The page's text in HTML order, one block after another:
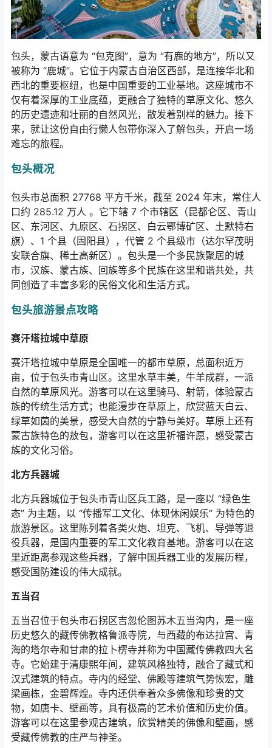
包头，蒙古语意为 “包克图”，意为 “有鹿的地方”，所以又
被称为 “鹿城”。它位于内蒙古自治区西部，是连接华北和
西北的重要枢纽，也是中国重要的工业基地。这座城市不
仅有着深厚的工业底蕴，更融合了独特的草原文化、悠久
的历史遗迹和壮丽的自然风光，散发着别样的魅力。接下
来，就让这份自由行懒人包带你深入了解包头，开启一场
难忘的旅程。
包头概况
包头市总面积 27768 平方千米，截至 2024 年末，常住人
口约 285.12 万人 。它下辖 7 个市辖区（昆都仑区、青山
区、东河区、九原区、石拐区、白云鄂博矿区、土默特右
旗）、 1 个县（固阳县），代管 2 个县级市（达尔罕茂明
安联合旗、稀土高新区）。包头是一个多民族聚居的城
市，汉族、蒙古族、回族等多个民族在这里和谐共处，共
同创造了丰富多彩的民俗文化和生活方式。
包头旅游景点攻略
赛汗塔拉城中草原
赛汗塔拉城中草原是全国唯一的都市草原，总面积近万
亩，位于包头市青山区。这里水草丰美，牛羊成群，一派
自然的草原风光。游客可以在这里骑马、射箭，体验蒙古
族的传统生活方式；也能漫步在草原上，欣赏蓝天白云、
绿草如茵的美景，感受大自然的宁静与美好。草原上还有
蒙古族特色的敖包，游客可以在这里祈福许愿，感受蒙古
族的文化习俗。
北方兵器城
北方兵器城位于包头市青山区兵工路，是一座以 “绿色生
态” 为主题，以 “传播军工文化、体现休闲娱乐” 为特色的
旅游景区。这里陈列着各类火炮、坦克、飞机、导弹等退
役兵器，是国内重要的军工文化教育基地。游客可以在这
里近距离参观这些兵器，了解中国兵器工业的发展历程，
感受国防建设的伟大成就。
五当召
五当召位于包头市石拐区吉忽伦图苏木五当沟内，是一座
历史悠久的藏传佛教格鲁派寺院，与西藏的布达拉宫、青
海的塔尔寺和甘肃的拉卜楞寺并称为中国藏传佛教四大名
寺。它始建于清康熙年间，建筑风格独特，融合了藏式和
汉式建筑的特点。寺内的经堂、佛殿等建筑气势恢宏，雕
梁画栋，金碧辉煌。寺内还供奉着众多佛像和珍贵的文
物，如唐卡、壁画等，具有极高的艺术价值和历史价值。
游客可以在这里参观古建筑，欣赏精美的佛像和壁画，感
受藏传佛教的庄严与神圣。